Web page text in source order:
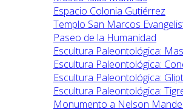
Espacio Colonia Gutiérrez
Templo San Marcos
Paseo de la Humanidad
Escultura Paleontológica:
Escultura Paleontológica:
Escultura Paleontológica:
Escultura Paleontológica:
Monumento a Nelson